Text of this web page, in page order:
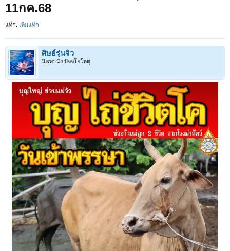
11กค.68
แท็ก: เพิ่มแท็ก
ศิษย์รุ่นจิ๋ว
นิพพานัง ปัจจโยโหตุ